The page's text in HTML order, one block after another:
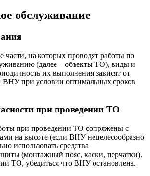
обслуживание
части, на которых проводят работы по
(далее – объекты ТО), виды и
их выполнения зависят от
ВНУпри условии оптимальных сроков
при проведении ТО
при проведении ТО сопряжены с
на высоте (если ВНУнецелесообразно
использовать средства
(монтажный пояс, каски, перчатки).
ТО, убедиться что ВНУостановлена.